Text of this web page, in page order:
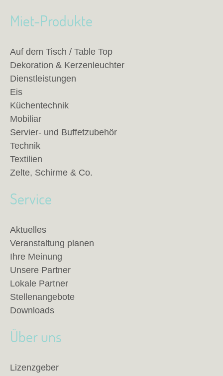
Miet-Produkte
Auf dem Tisch / Table Top
Dekoration & Kerzenleuchter
Dienstleistungen
Eis
Küchentechnik
Mobiliar
Servier- und Buffetzubehör
Technik
Textilien
Zelte, Schirme & Co.
Service
Aktuelles
Veranstaltung planen
Ihre Meinung
Unsere Partner
Lokale Partner
Stellenangebote
Downloads
Über uns
Lizenzgeber